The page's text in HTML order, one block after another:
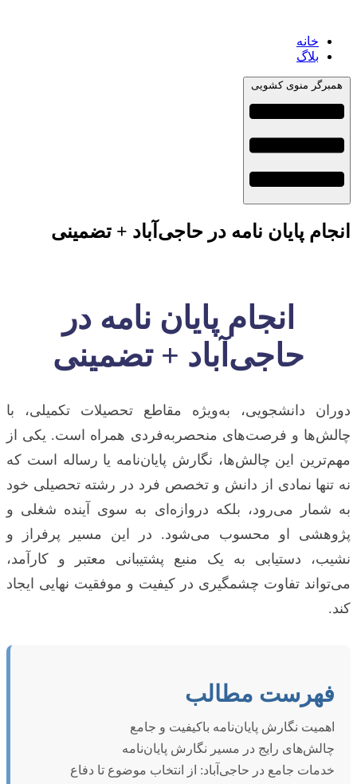
خانه
بلاگ
همبرگر منوی کشویی
انجام پایان نامه در حاجی‌آباد + تضمینی
انجام پایان نامه در
حاجی‌آباد + تضمینی
دوران دانشجویی، به‌ویژه مقاطع تحصیلات تکمیلی، با
چالش‌ها و فرصت‌های منحصربه‌فردی همراه است. یکی از
مهم‌ترین این چالش‌ها، نگارش پایان‌نامه یا رساله است که
نه تنها نمادی از دانش و تخصص فرد در رشته تحصیلی خود
به شمار می‌رود، بلکه دروازه‌ای به سوی آینده شغلی و
پژوهشی او محسوب می‌شود. در این مسیر پرفراز و
نشیب، دستیابی به یک منبع پشتیبانی معتبر و کارآمد،
می‌تواند تفاوت چشمگیری در کیفیت و موفقیت نهایی ایجاد
کند.
فهرست مطالب
اهمیت نگارش پایان‌نامه باکیفیت و جامع
چالش‌های رایج در مسیر نگارش پایان‌نامه
خدمات جامع در حاجی‌آباد: از انتخاب موضوع تا دفاع